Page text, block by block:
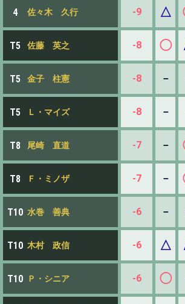
4 佐々木 久行 -9 △
T5 佐藤 英之 -8 ◯
T5 金子 柱憲 -8 －
T5 Ｌ・マイズ -8 －
T8 尾崎 直道 -7 －
T8 Ｆ・ミノザ -7 －
T10 水巻 善典 -6 －
T10 木村 政信 -6 △
T10 Ｐ・シニア -6 ◯